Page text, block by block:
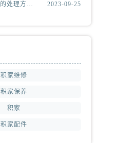
积家手表更换表蒙的处理方法有哪些（积家更换表蒙处理方法是什么） 2023-09-25
积家维修
积家保养
积家
积家配件